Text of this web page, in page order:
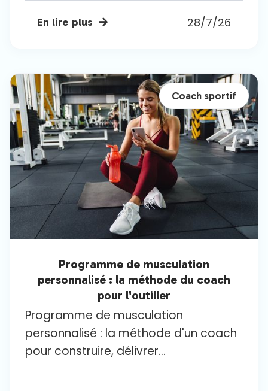
En lire plus  28/7/26
Coach sportif
Programme de musculation
personnalisé : la méthode du coach
pour l'outiller
Programme de musculation
personnalisé : la méthode d'un coach
pour construire, délivrer...